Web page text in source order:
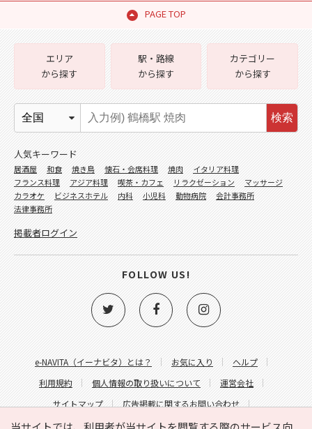
PAGE TOP
e-NAVITA（イーナビタ）とは？ お気に入り
ヘルプ
利用規約
個人情報の取り扱いについて
運営会社
サイトマップ
広告掲載に関するお問い合わせ
サイトの内容に関するお問い合わせ
エリア
から探す
駅・路線
から探す
カテゴリー
から探す
検索
人気キーワード
居酒屋 和食 焼き鳥 懐石・会席料理 焼肉
イタリア料理
フランス料理
アジア料理 喫茶・カフェ リラクゼーション
マッサージ
カラオケ
ビジネスホテル 内科 小児科 動物病院
会計事務所
法律事務所
掲載者ログイン
FOLLOW US!